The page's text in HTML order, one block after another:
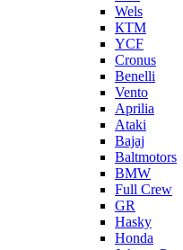
Wels
КТМ
YCF
Cronus
Benelli
Vento
Aprilia
Ataki
Bajaj
Baltmotors
BMW
Full Crew
GR
Hasky
Honda